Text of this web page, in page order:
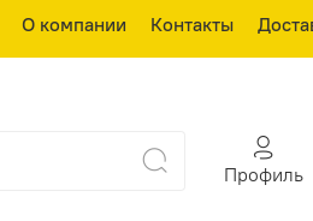
О компании Контакты
Профиль